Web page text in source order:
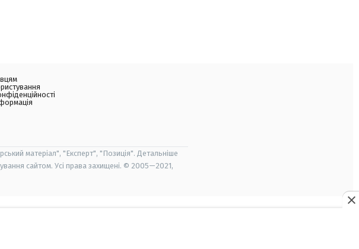
матеріал", "Експерт", "Позиція". Детальніше
сайтом. Усі права захищені. © 2005—2021,